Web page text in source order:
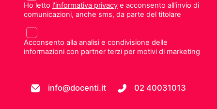
Ho letto l'informativa privacye acconsento all'invio di
comunicazioni, anche sms, da parte del titolare
Acconsento alla analisi e condivisione delle
informazioni con partner terzi per motivi di marketing
info@docenti.it 02 40031013